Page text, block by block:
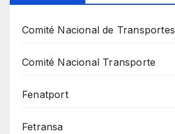
Comité Nacional de Transportes
Comité Nacional Transporte
Fenatport
Fetransa